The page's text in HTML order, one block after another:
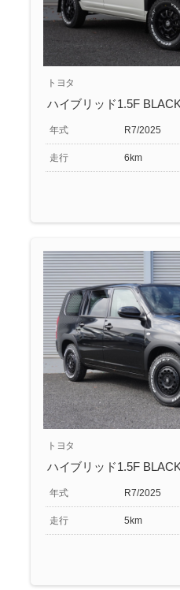
トヨタ
ハイブリッド1.5F
年式 R7/2025
走行 6km
トヨタ
ハイブリッド1.5F
年式 R7/2025
走行 5km